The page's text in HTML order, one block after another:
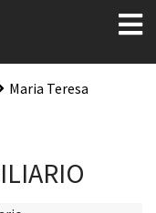
Maria Teresa